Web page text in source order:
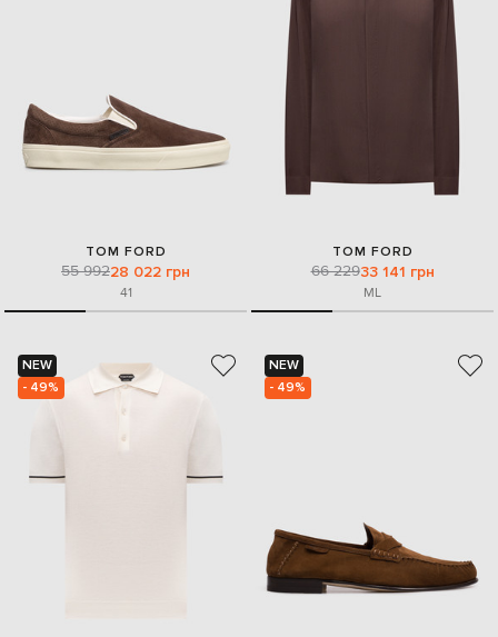
TOM FORD
55 99228 022 грн
41
TOM FORD
66 22933 141 грн
ML
NEW
- 49%
NEW
- 49%